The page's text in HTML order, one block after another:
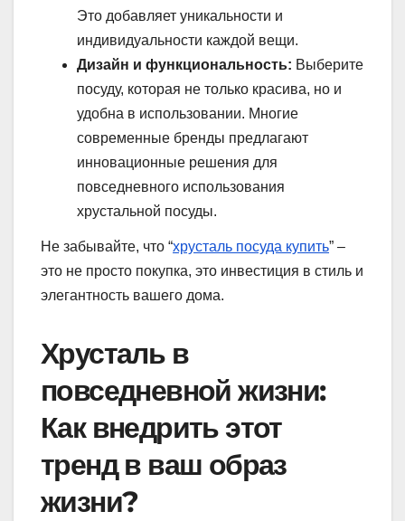
Это добавляет уникальности и
индивидуальности каждой вещи.
Дизайн и функциональность: Выберите
посуду, которая не только красива, но и
удобна в использовании. Многие
современные бренды предлагают
инновационные решения для
повседневного использования
хрустальной посуды.
Не забывайте, что “хрусталь посуда купить” –
это не просто покупка, это инвестиция в стиль и
элегантность вашего дома.
Хрусталь в
повседневной жизни:
Как внедрить этот
тренд в ваш образ
жизни?